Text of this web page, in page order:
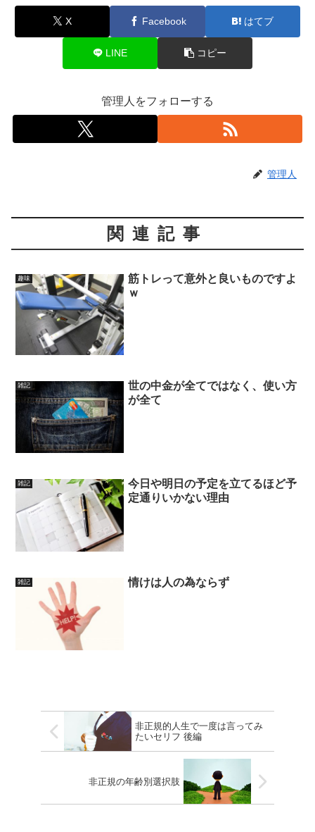
X Facebook はてブ
LINE コピー
管理人をフォローする
管理人
関連記事
趣味
筋トレって意外と良いものですよ
ｗ
雑記
世の中金が全てではなく、使い方
が全て
雑記
今日や明日の予定を立てるほど予
定通りいかない理由
雑記 情けは人の為ならず
非正規的人生で一度は言ってみ
たいセリフ 後編
非正規の年齢別選択肢